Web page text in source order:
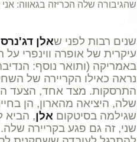
שהגיבורה שלה הכריזה בגאווה:
שנים רבות לפני שאלן דג'נרס
עיקרית של אופרה ווינפרי
באמריקה (ותואר נוסף:
נראה כאילו הקריירה של
שלה, היציאה מהארון, הן
שגילמה בסיטקום אלן, הביא
שני, זה גם פגע בקריירה